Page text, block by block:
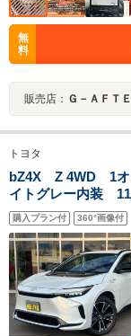
無
料
販売店： Ｇ－ＡＦＴ
トヨタ
bZ4X Z 4WD 1オ
イトグレー内装
ー 電動レザーシー
ン アドバンスド
カー
購入プラン付 360°画像付